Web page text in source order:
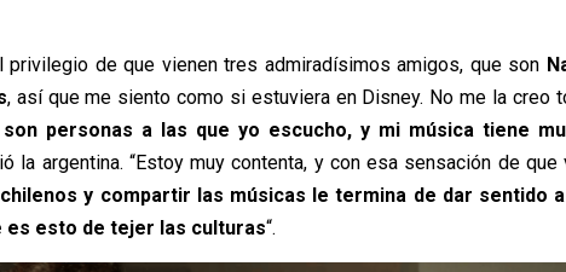
privilegio de que vienen tres admiradísimos amigos, que son
, así que me siento como si estuviera en Disney. No me la creo
personas a las que yo escucho, y mi música tiene
la argentina. “Estoy muy contenta, y con esa sensación de que
y compartir las músicas le termina de dar sentido
es esto de tejer las culturas“.